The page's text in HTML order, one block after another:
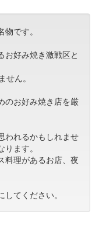
です。
お好み焼き激戦区と
ん。
のお好み焼き店を厳
われるかもしれませ
ます。
料理があるお店、夜
てください。